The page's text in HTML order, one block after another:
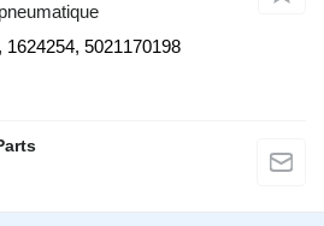
1624254, 5021170198